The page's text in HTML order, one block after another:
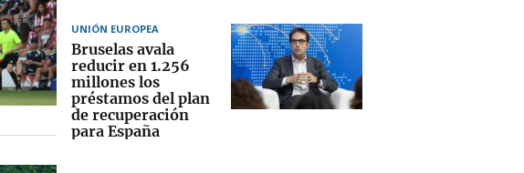
UNIÓN EUROPEA
Bruselas avala
reducir en 1.256
millones los
préstamos del plan
de recuperación
para España